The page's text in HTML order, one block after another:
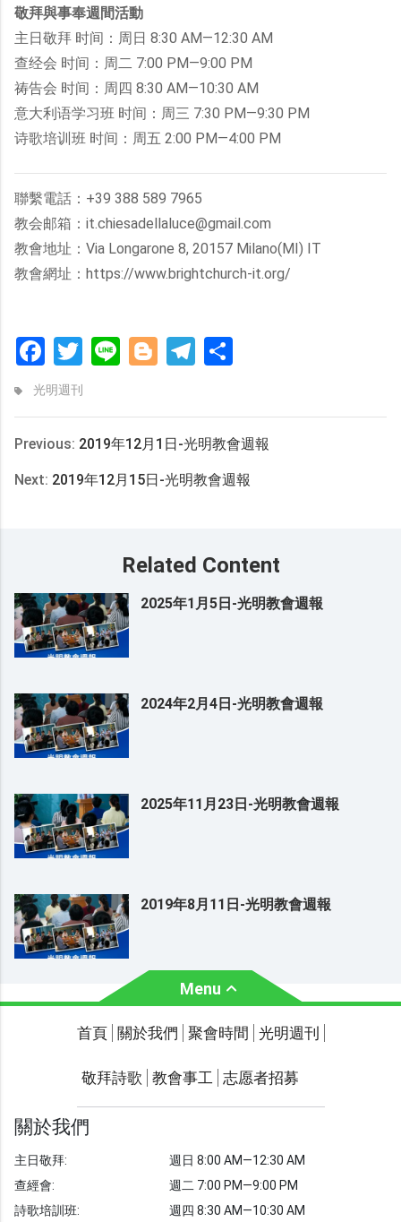
敬拜與事奉週間活動
主日敬拜 时间：周日 8:30 AM—12:30 AM
查经会 时间：周二 7:00 PM—9:00 PM
祷告会 时间：周四 8:30 AM—10:30 AM
意大利语学习班 时间：周三 7:30 PM—9:30 PM
诗歌培训班 时间：周五 2:00 PM—4:00 PM
聯繫電話：+39 388 589 7965
教会邮箱：it.chiesadellaluce@gmail.com
教會地址：Via Longarone 8, 20157 Milano(MI) IT
教會網址：https://www.brightchurch-it.org/
FacebookTwitter Line Blogger Telegram
光明週刊
Previous: 2019年12月1日-光明教會週報
Next: 2019年12月15日-光明教會週報
Related Content
2025年1月5日-光明教會週報
2024年2月4日-光明教會週報
2025年11月23日-光明教會週報
2019年8月11日-光明教會週報
Menu
關於我們 聚會時間
光明週刊 學習聖經
聖經故事
敬拜詩歌 圖庫
首頁 關於我們 聚會時間 光明週刊
敬拜詩歌 教會事工 志愿者招募
關於我們
主日敬拜:
查經會:
詩歌培訓班:
週日 8:00 AM—12:30 AM
週二 7:00 PM—9:00 PM
週四 8:30 AM—10:30 AM